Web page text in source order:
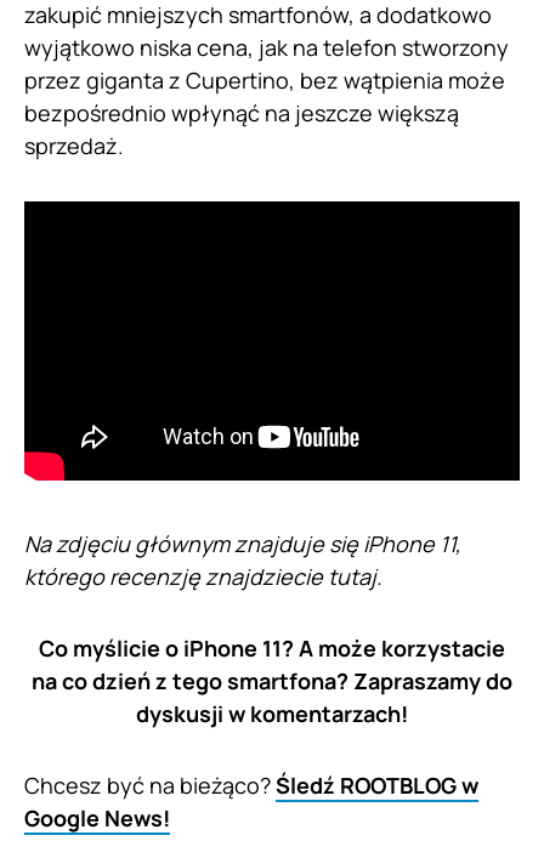
zakupić mniejszych smartfonów, a dodatkowo
wyjątkowo niska cena, jak na telefon stworzony
przez giganta z Cupertino, bez wątpienia może
bezpośrednio wpłynąć na jeszcze większą
sprzedaż.
Na zdjęciu głównym znajduje się iPhone 11,
którego recenzję znajdziecie tutaj.
Co myślicie o iPhone 11? A może korzystacie
na co dzień z tego smartfona? Zapraszamy do
dyskusji w komentarzach!
Chcesz być na bieżąco?Śledź ROOTBLOG w
Google News!